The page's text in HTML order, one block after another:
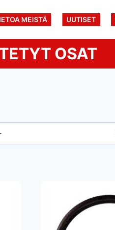
MEISTÄ UUTISET
OSAT